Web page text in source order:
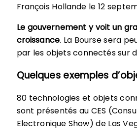
François Hollande le 12
Le gouvernement y voit un
croissance. La Bourse sera
par les objets connectés sur
Quelques exemples
80 technologies et objets
sont présentés au CES
Electronique Show) de Las